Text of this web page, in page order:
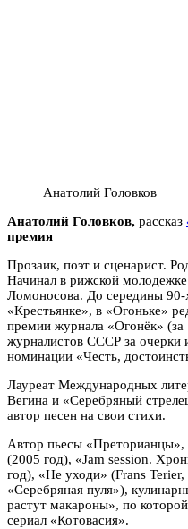
Анатолий Головков
Анатолий Головков, рассказ
премия
Прозаик, поэт и сценарист.
Начинал в рижской
Ломоносова. До середины 90-
«Крестьянке», в «Огоньке»
премии журнала «Огонёк»
журналистов СССР за
номинации «Честь,
Лауреат Международных
Вегина и «Серебряный
автор песен на свои стихи.
Автор пьесы «Преторианцы»,
(2005 год), «Jam session.
год), «Не уходи» (Frans
«Серебряная пуля»),
растут макароны», по
сериал «Котовасия».